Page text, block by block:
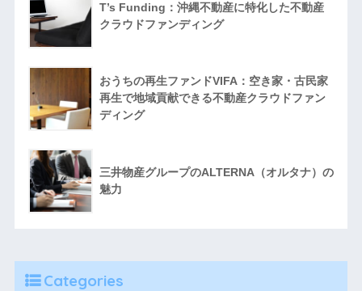
T’s Funding：沖縄不動産に特化した不動産
クラウドファンディング
おうちの再生ファンドVIFA：空き家・古民家
再生で地域貢献できる不動産クラウドファン
ディング
三井物産グループのALTERNA（オルタナ）の
魅力
Categories